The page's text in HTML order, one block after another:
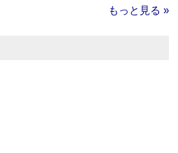
もっと見る »